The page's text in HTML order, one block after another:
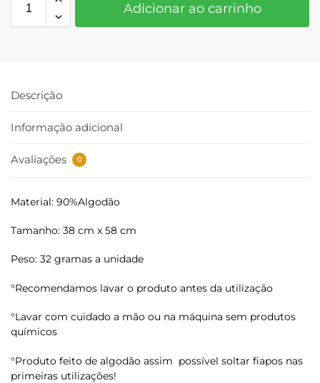
Adicionar ao carrinho
Descrição
Informação adicional
Avaliações 0
Material: 90%Algodão
Tamanho: 38 cm x 58 cm
Peso: 32 gramas a unidade
°Recomendamos lavar o produto antes da utilização
°Lavar com cuidado a mão ou na máquina sem produtos
químicos
°Produto feito de algodão assim possível soltar fiapos nas
primeiras utilizações!